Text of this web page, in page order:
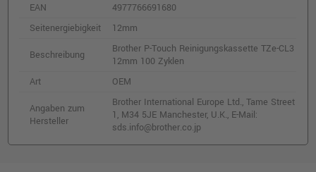
EAN
4977766691680
Seitenergiebigkeit
12mm
Beschreibung
Brother P-Touch Reinigungskassette TZe-CL3
12mm 100 Zyklen
Art
OEM
Angaben zum
Hersteller
Brother International Europe Ltd., Tame Street
1, M34 5JE Manchester, U.K., E-Mail:
sds.info@brother.co.jp